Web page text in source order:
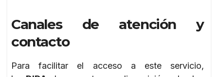
Canales de atención y
contacto
Para facilitar el acceso a este servicio,